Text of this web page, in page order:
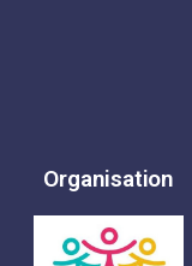
Organisation